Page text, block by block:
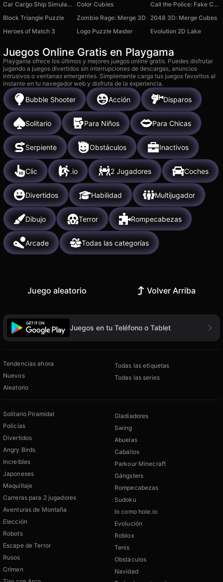
Car Cargo Ship Simulator Game
Color Cubies
Call the Police: Fake Call & Chat Prank
Block Triangle Puzzle
Zombie Rage: Merge 3D
2048 3D: Merge Cubes
Heroes of Match 3
Logo Puzzle Master Evolution 2D Lake
Juegos Online Gratis en Playgama
Playgama ofrece los últimos y mejores juegos online gratis. Puedes disfrutar
jugando a juegos divertidos sin interrupciones de descargas, anuncios
intrusivos o ventanas emergentes. Simplemente carga tus juegos favoritos al
instante en tu navegador web y disfruta de la experiencia.
Bubble Shooter Acción Disparos
Solitario Para Niños Para Chicas
Serpiente Obstáculos Inactivos
Clic .io 2 Jugadores Coches
Divertidos Habilidad Multijugador
Dibujo Terror Rompecabezas
Arcade Todas las categorías
Juego aleatorio Volver Arriba
Juegos en tu Teléfono o Tablet
Tendencias ahora
Nuevos
Aleatorio
Todas las etiquetas
Todas las series
Solitario Piramidal
Policías
Divertidos
Angry Birds
Increíbles
Japoneses
Maquillaje
Carreras para 2 jugadores
Aventuras de Montaña
Elección
Robots
Escape de Terror
Rusos
Crimen
Gladiadores
Swing
Abuelas
Caballos
Parkour Minecraft
Gángsters
Rompecabezas
Sudoku
Io como hole.io
Evolución
Roblox
Tenis
Obstáculos
Navidad